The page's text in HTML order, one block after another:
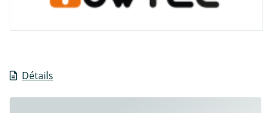
Détails